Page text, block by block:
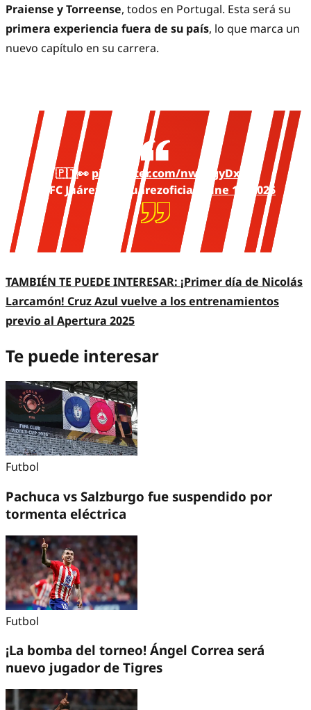
Praiense y Torreense, todos en Portugal. Esta será su
primera experiencia fuera de su país, lo que marca un
nuevo capítulo en su carrera.
🇵🇹👀 pic.twitter.com/nwbbgyDxdG
— FC Juárez (@fcjuarezoficial)
June 18, 2025
TAMBIÉN TE PUEDE INTERESAR: ¡Primer día de Nicolás
Larcamón! Cruz Azul vuelve a los entrenamientos
previo al Apertura 2025
Te puede interesar
Futbol
Pachuca vs Salzburgo fue suspendido por
tormenta eléctrica
Futbol
¡La bomba del torneo! Ángel Correa será
nuevo jugador de Tigres